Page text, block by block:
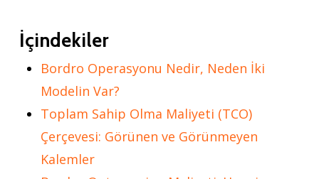
İçindekiler
Bordro Operasyonu Nedir, Neden İki
Modelin Var?
Toplam Sahip Olma Maliyeti (TCO)
Çerçevesi: Görünen ve Görünmeyen
Kalemler